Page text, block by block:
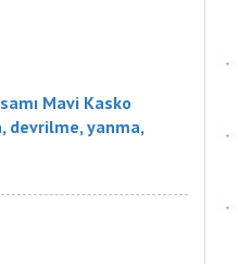
Mavi Kasko
devrilme, yanma,